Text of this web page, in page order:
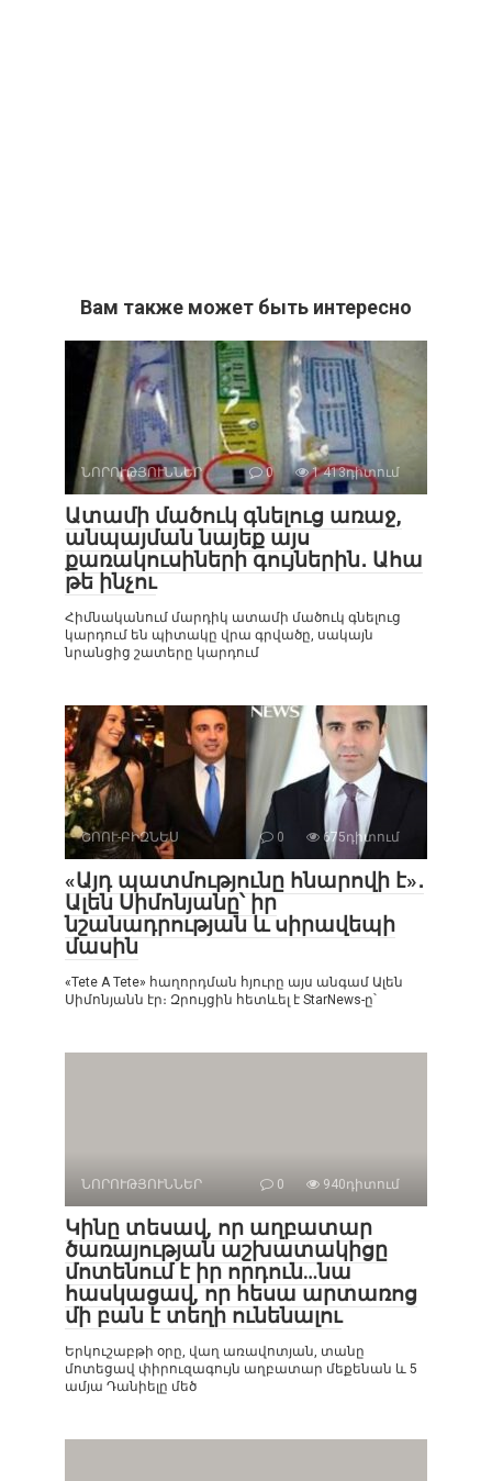
Вам также может быть интересно
ՆՈՐՈՒԹՅՈՒՆՆԵՐ 0 1 413դիտում
Ատամի մածուկ գնելուց առաջ,
անպայման նայեք այս
քառակուսիների գույներին․ Ահա
թե ինչու
Հիմնականում մարդիկ ատամի մածուկ գնելուց
կարդում են պիտակը վրա գրվածը, սակայն
նրանցից շատերը կարդում
ՇՈՈՒ-ԲԻԶՆԵՍ 0 675դիտում
«Այդ պատմությունը հնարովի է»․
Ալեն Սիմոնյանը՝ իր
նշանադրության և սիրավեպի
մասին
«Tete A Tete» հաղորդման հյուրը այս անգամ Ալեն
Սիմոնյանն էր։ Զրույցին հետևել է StarNews-ը՝
ՆՈՐՈՒԹՅՈՒՆՆԵՐ 0 940դիտում
Կինը տեսավ, որ աղբատար
ծառայության աշխատակիցը
մոտենում է իր որդուն…նա
հասկացավ, որ հեսա արտառոց
մի բան է տեղի ունենալու
Երկուշաբթի օրը, վաղ առավոտյան, տանը
մոտեցավ փիրուզագույն աղբատար մեքենան և 5
ամյա Դանիելը մեծ